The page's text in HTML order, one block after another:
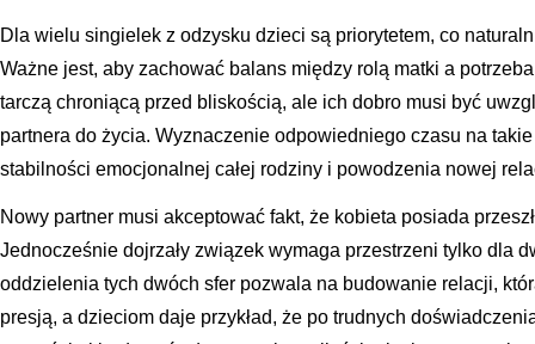
Dla wielu singielek z odzysku dzieci są priorytetem, co
Ważne jest, aby zachować balans między rolą matki a
tarczą chroniącą przed bliskością, ale ich dobro musi być
partnera do życia. Wyznaczenie odpowiedniego czasu na
stabilności emocjonalnej całej rodziny i powodzenia nowej
Nowy partner musi akceptować fakt, że kobieta posiada
Jednocześnie dojrzały związek wymaga przestrzeni tylko dla
oddzielenia tych dwóch sfer pozwala na budowanie relacji,
presją, a dzieciom daje przykład, że po trudnych